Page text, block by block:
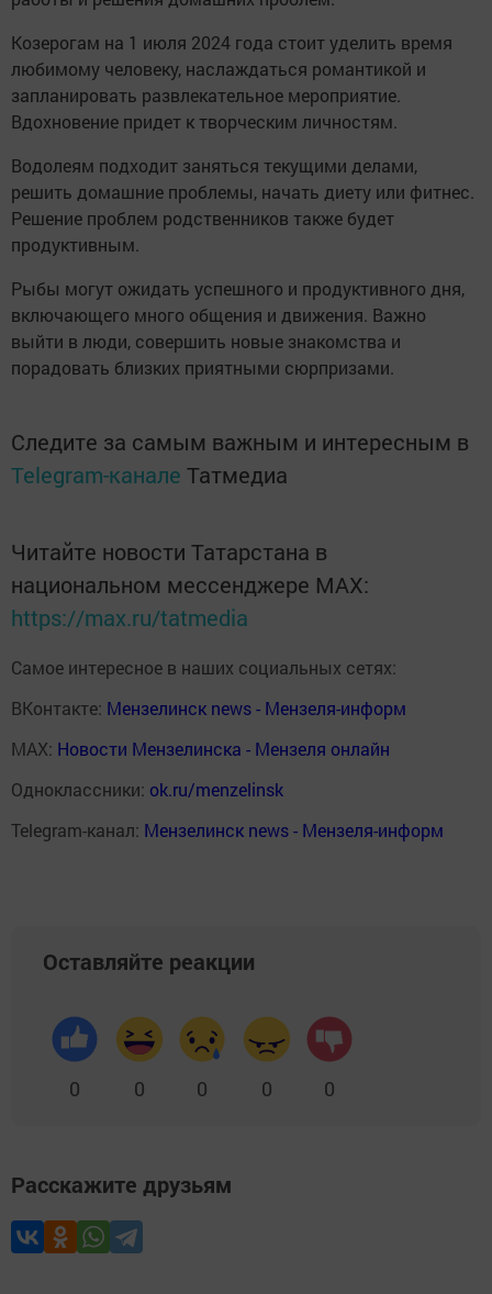
Козерогам на 1 июля 2024 года стоит уделить время
любимому человеку, наслаждаться романтикой и
запланировать развлекательное мероприятие.
Вдохновение придет к творческим личностям.
Водолеям подходит заняться текущими делами,
решить домашние проблемы, начать диету или фитнес.
Решение проблем родственников также будет
продуктивным.
Рыбы могут ожидать успешного и продуктивного дня,
включающего много общения и движения. Важно
выйти в люди, совершить новые знакомства и
порадовать близких приятными сюрпризами.
Следите за самым важным и интересным в
Telegram-канале Татмедиа
Читайте новости Татарстана в
национальном мессенджере MАХ:
https://max.ru/tatmedia
Самое интересное в наших социальных сетях:
ВКонтакте: Мензелинск news - Мензеля-информ
MAX: Новости Мензелинска - Мензеля онлайн
Одноклассники: ok.ru/menzelinsk
Telegram-канал: Мензелинск news - Мензеля-информ
Оставляйте реакции
0 0 0 0 0
Расскажите друзьям